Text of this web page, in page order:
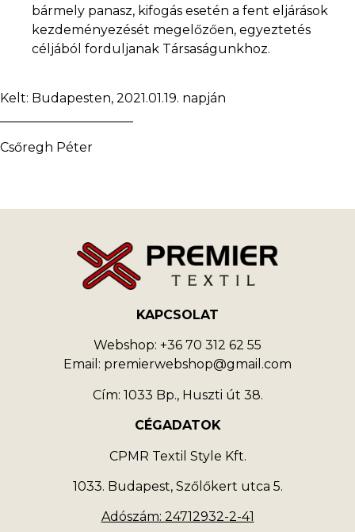
bármely panasz, kifogás esetén a fent eljárások
kezdeményezését megelőzően, egyeztetés
céljából forduljanak Társaságunkhoz.
Kelt: Budapesten, 2021.01.19. napján
Csőregh Péter
KAPCSOLAT
Webshop: +36 70 312 62 55
Email: premierwebshop@gmail.com
Cím: 1033 Bp., Huszti út 38.
CÉGADATOK
CPMR Textil Style Kft.
1033. Budapest, Szőlőkert utca 5.
Adószám: 24712932-2-41